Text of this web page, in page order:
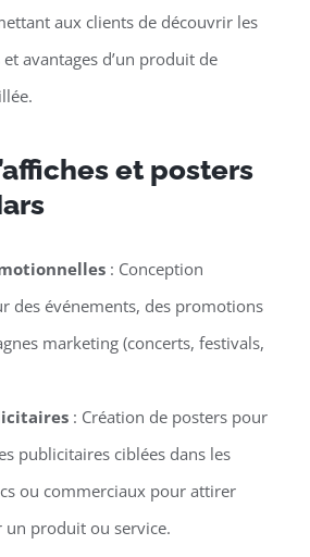
aux clients de découvrir les
avantages d’un produit de
et posters
: Conception
des événements, des promotions
marketing (concerts, festivals,
: Création de posters pour
publicitaires ciblées dans les
ou commerciaux pour attirer
un produit ou service.